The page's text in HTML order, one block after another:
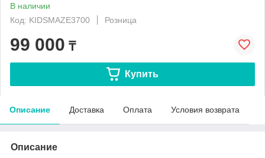
В наличии
Код: KIDSMAZE3700
Розница
99 000 ₸
Купить
Описание Доставка Оплата Условия возврата
Описание